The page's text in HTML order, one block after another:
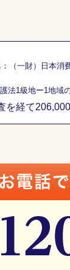
：（一財）日本消
護法1級地ー1地域
経て